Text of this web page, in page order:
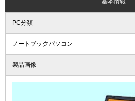
PC分類
ノートブックパソコン
製品画像